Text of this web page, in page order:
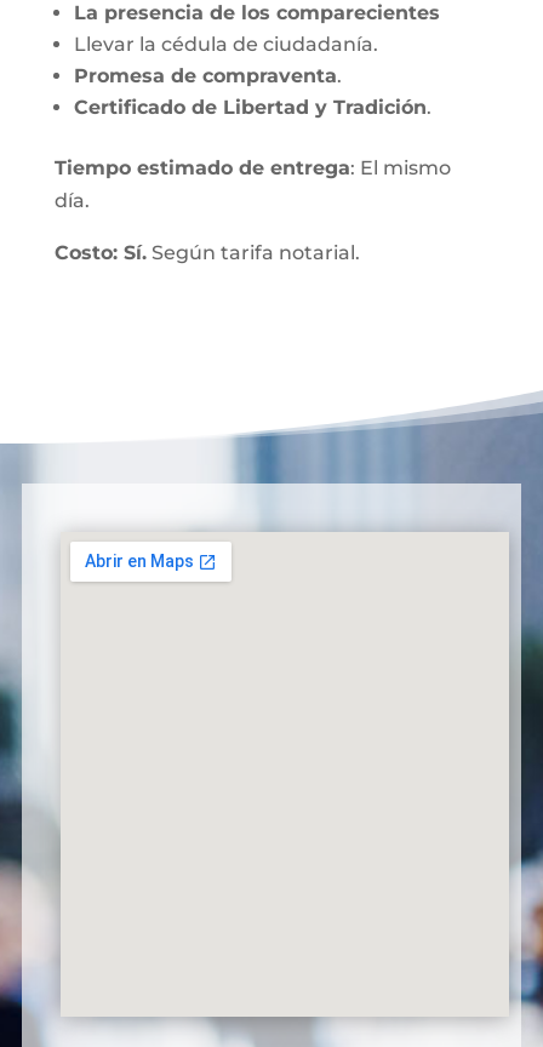
La presencia de los comparecientes
Llevar la cédula de ciudadanía.
Promesa de compraventa.
Certificado de Libertad y Tradición.
Tiempo estimado de entrega: El mismo
día.
Costo: Sí.Según tarifa notarial.